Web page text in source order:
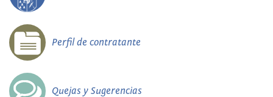
Perfil de contratante
Quejas y Sugerencias